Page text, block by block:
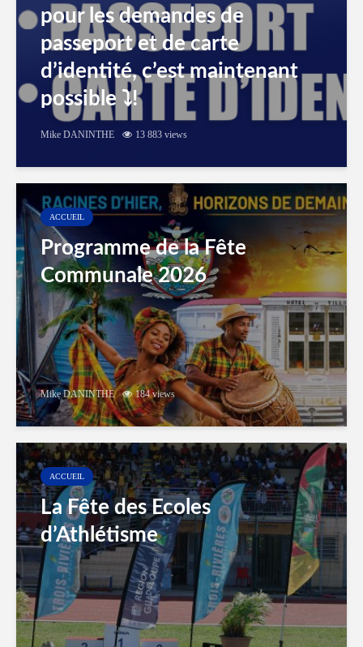
pour les demandes de
passeport et de carte
d’identité, c’est maintenant
possible ⤵️!
Mike DANINTHE 13 883 views
ACCUEIL
Programme de la Fête
Communale 2026
Mike DANINTHE 184 views
ACCUEIL
La Fête des Ecoles
d’Athlétisme